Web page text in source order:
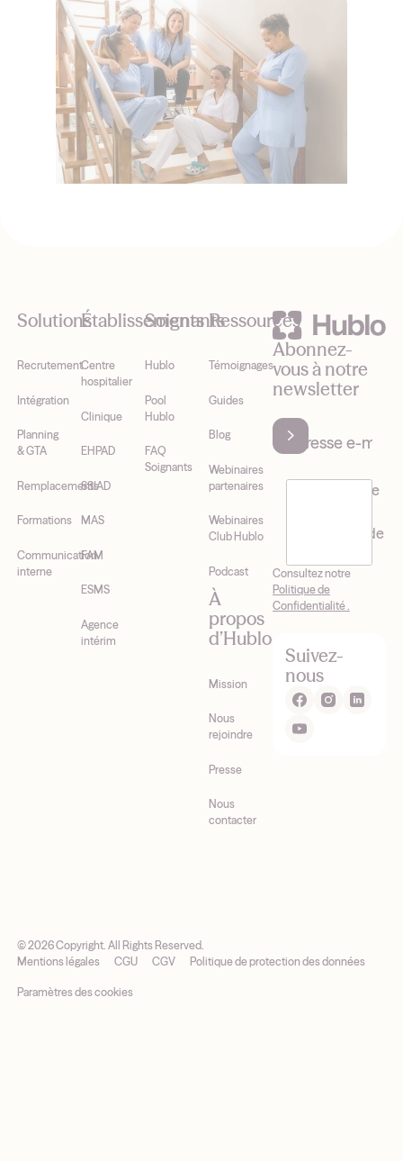
Solutions
Recrutement
Intégration
Planning
& GTA
Remplacements
Formations
Communication
interne
Établissements
Centre
hospitalier
Clinique
EHPAD
SSIAD
MAS
FAM
ESMS
Agence
intérim
Soignants
Hublo
Pool
Hublo
FAQ
Soignants
Ressources
Témoignages
Guides
Blog
Webinaires
partenaires
Webinaires
Club Hublo
Podcast
À
propos
d’Hublo
Mission
Nous
rejoindre
Presse
Nous
contacter
Abonnez-
vous à notre
newsletter
J’accepte de
newsletter de
Consultez notre
Politique de
Confidentialité .
Suivez-
nous
©2026Copyright. All Rights Reserved.
Mentions légales
CGU CGV Politique de protection des données
Paramètres des cookies